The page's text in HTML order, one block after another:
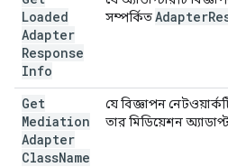
Loaded
Adapter
Response
Info
সম্পর্কিতAdapter
Get
Mediation
Adapter
ClassName
যে বিজ্ঞাপন
তার মিডিয়েশন